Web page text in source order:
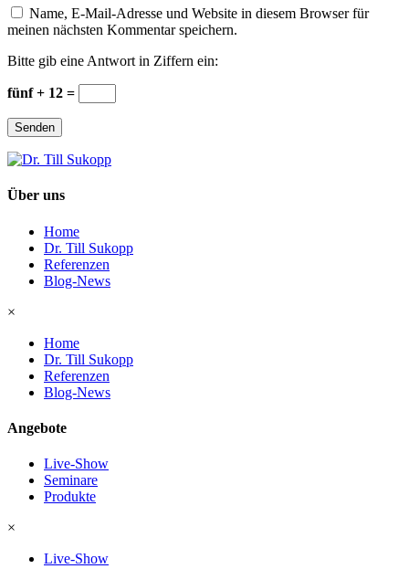
Name, E-Mail-Adresse und Website in diesem Browser für
meinen nächsten Kommentar speichern.
Bitte gib eine Antwort in Ziffern ein:
fünf + 12 =
Senden
Über uns
Home
Dr. Till Sukopp
Referenzen
Blog-News
×
Home
Dr. Till Sukopp
Referenzen
Blog-News
Angebote
Live-Show
Seminare
Produkte
×
Live-Show